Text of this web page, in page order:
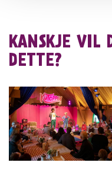
KANSKJE VIL
DETTE?